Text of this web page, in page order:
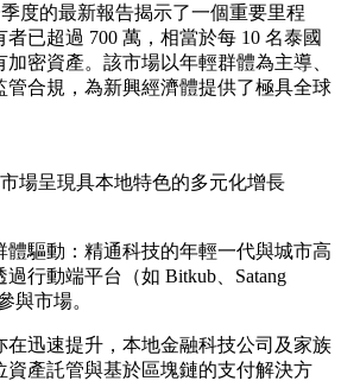
度的最新報告揭示了一個重要里程
已超過 700 萬，相當於每 10 名泰國
密資產。該市場以年輕群體為主導、
管合規，為新興經濟體提供了極具全球
場呈現具本地特色的多元化增長
體驅動：精通科技的年輕一代與城市高
行動端平台（如 Bitkub、Satang
與市場。
在迅速提升，本地金融科技公司及家族
資產託管與基於區塊鏈的支付解決方